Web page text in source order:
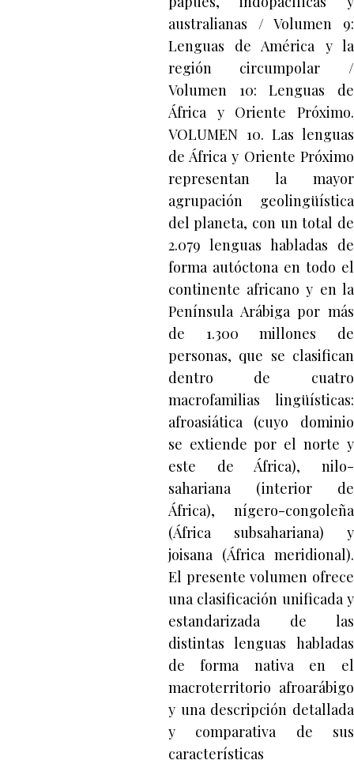
australianas / Volumen 9:
Lenguas de América y la
región circumpolar /
Volumen 10: Lenguas de
África y Oriente Próximo.
VOLUMEN 10. Las lenguas
de África y Oriente Próximo
representan la mayor
agrupación geolingüística
del planeta, con un total de
2.079 lenguas habladas de
forma autóctona en todo el
continente africano y en la
Península Arábiga por más
de 1.300 millones de
personas, que se clasifican
dentro de cuatro
macrofamilias lingüísticas:
afroasiática (cuyo dominio
se extiende por el norte y
este de África), nilo-
sahariana (interior de
África), nígero-congoleña
(África subsahariana) y
joisana (África meridional).
El presente volumen ofrece
una clasificación unificada y
estandarizada de las
distintas lenguas habladas
de forma nativa en el
macroterritorio afroarábigo
y una descripción detallada
y comparativa de sus
características